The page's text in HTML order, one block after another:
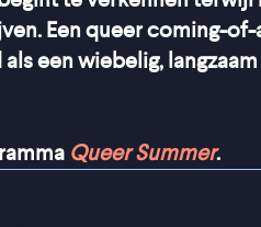
Een queer coming-of-
een wiebelig, langzaam
Queer Summer.